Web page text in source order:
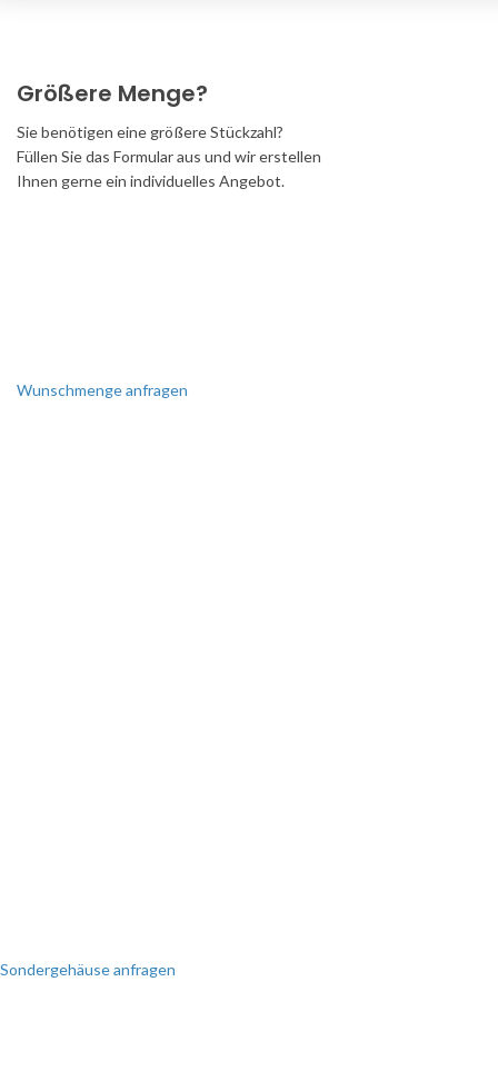
Größere Menge?
Sie benötigen eine größere Stückzahl?
Füllen Sie das Formular aus und wir erstellen
Ihnen gerne ein individuelles Angebot.
Wunschmenge anfragen
Sondergehäuse anfragen